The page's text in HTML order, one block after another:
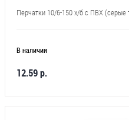
Перчатки 10/6-150 х/б с ПВХ (серые
В наличии
12.59 р.